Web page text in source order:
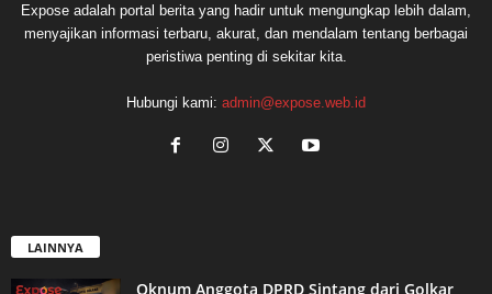
Expose adalah portal berita yang hadir untuk mengungkap lebih dalam,
menyajikan informasi terbaru, akurat, dan mendalam tentang berbagai
peristiwa penting di sekitar kita.
Hubungi kami: admin@expose.web.id
LAINNYA
Oknum Anggota DPRD Sintang dari Golkar